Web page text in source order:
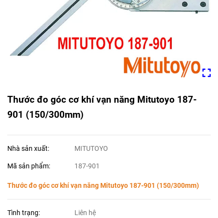
Thước đo góc cơ khí vạn năng Mitutoyo 187-
901 (150/300mm)
Nhà sản xuất: MITUTOYO
Mã sản phẩm: 187-901
Thước đo góc cơ khí vạn năng Mitutoyo 187-901 (150/300mm)
Tình trạng: Liên hệ